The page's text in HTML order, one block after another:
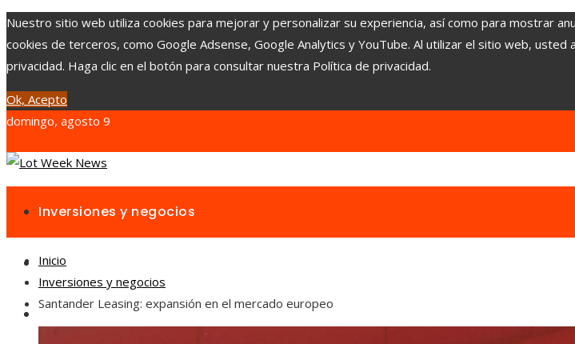
Nuestro sitio web utiliza cookies para mejorar y personalizar su experiencia, así como para mostrar
cookies de terceros, como Google Adsense, Google Analytics y YouTube. Al utilizar el sitio web,
privacidad. Haga clic en el botón para consultar nuestra Política de privacidad.
Ok, Acepto
domingo, agosto 9
Inversiones y negocios
Responsabilidad social
Cultura y ocio
Inicio
Inversiones y negocios
Santander Leasing: expansión en el mercado europeo